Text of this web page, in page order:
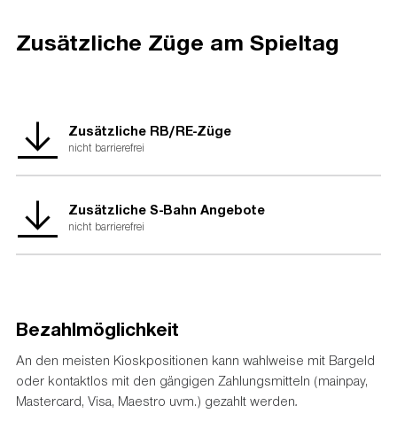
Zusätzliche Züge am Spieltag
Zusätzliche RB/RE-Züge
nicht barrierefrei
Zusätzliche S-Bahn Angebote
nicht barrierefrei
Bezahlmöglichkeit
An den meisten Kioskpositionen kann wahlweise mit Bargeld
oder kontaktlos mit den gängigen Zahlungsmitteln (mainpay,
Mastercard, Visa, Maestro uvm.) gezahlt werden.